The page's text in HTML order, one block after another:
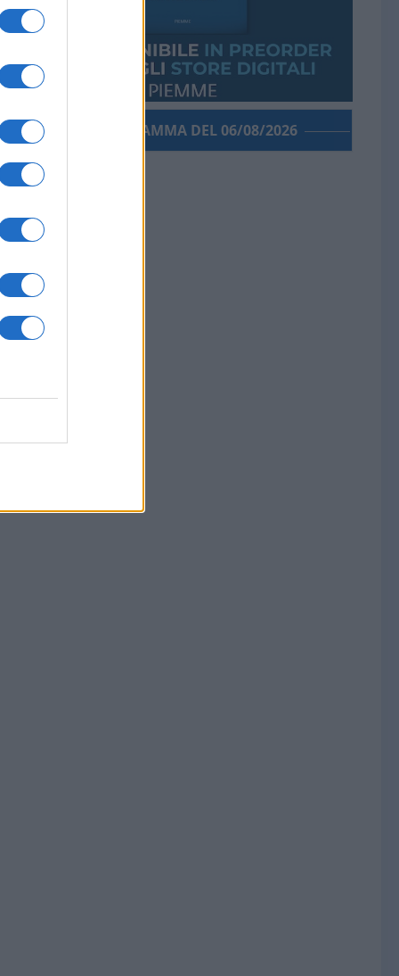
PORROGRAMMA DEL 06/08/2026